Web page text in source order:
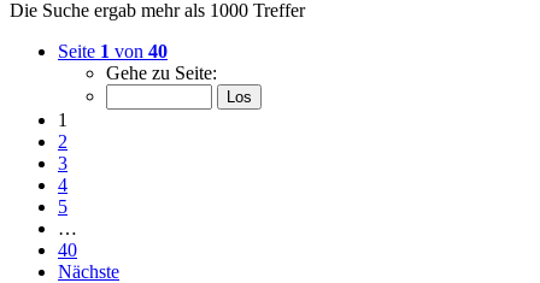
Die Suche ergab mehr als 1000 Treffer
Seite 1 von 40
Gehe zu Seite:
1
2
3
4
5
…
40
Nächste